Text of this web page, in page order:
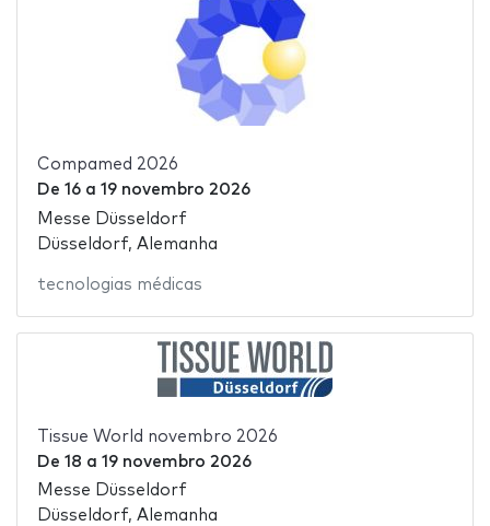
Compamed 2026
De 16a 19 novembro 2026
Messe Düsseldorf
Düsseldorf, Alemanha
tecnologias médicas
Tissue World novembro 2026
De 18 a 19 novembro 2026
Messe Düsseldorf
Düsseldorf, Alemanha